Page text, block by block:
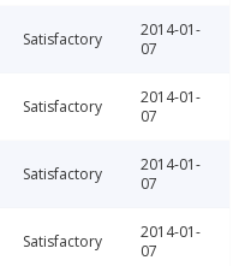
Satisfactory
2014-01-
07
Satisfactory
2014-01-
07
Satisfactory
2014-01-
07
Satisfactory
2014-01-
07